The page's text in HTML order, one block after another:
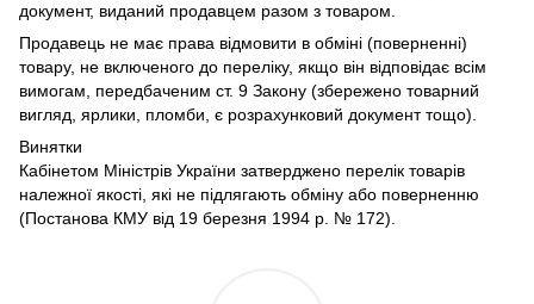
документ, виданий продавцем разом з товаром.
Продавець не має права відмовити в обміні (поверненні)
товару, не включеного до переліку, якщо він відповідає всім
вимогам, передбаченим ст. 9 Закону (збережено товарний
вигляд, ярлики, пломби, є розрахунковий документ тощо).
Винятки
Кабінетом Міністрів України затверджено перелік товарів
належної якості, які не підлягають обміну або поверненню
(Постанова КМУ від 19 березня 1994 р. № 172).